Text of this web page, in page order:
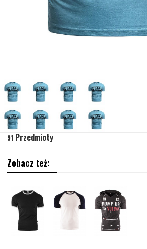
91 Przedmioty
Zobacz też: